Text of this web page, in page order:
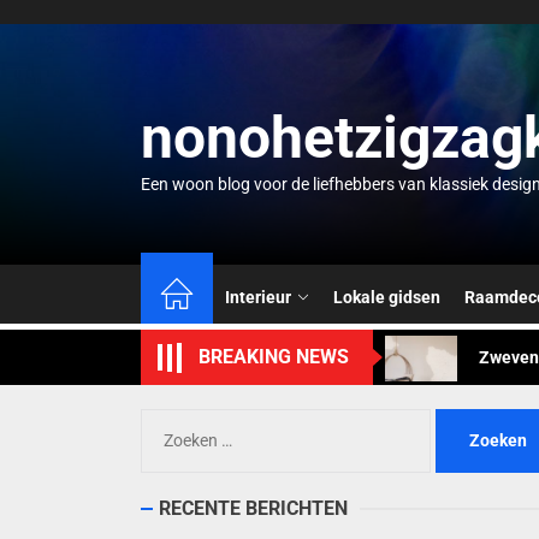
Een woon blog voor de liefhebbers van klassiek design
Interieur Lokale gidsen
BREAKING NEWS
naar:
RECENTE BERICHTEN